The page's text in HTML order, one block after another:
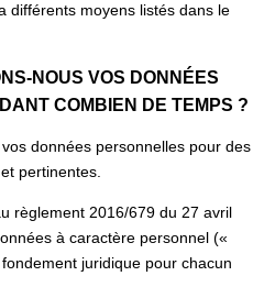
différents moyens listés dans le
NOUS VOS DONNÉES
COMBIEN DE TEMPS ?
données personnelles pour des
pertinentes.
règlement 2016/679 du 27 avril
à caractère personnel («
juridique pour chacun